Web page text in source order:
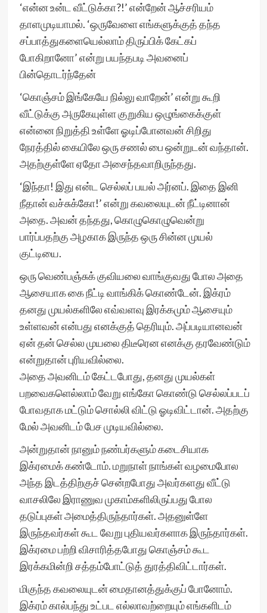
‘என்ன உன்ட வீட்டுக்கா?!’ என்றேன் ஆச்சரியம்
தாளமுடியாமல். ‘ஒருவேளை எங்களுக்குத் தந்த
சப்பாத்துகளையெல்லாம் திருப்பிக் கேட்கப்
போகிறானோ’ என்று பயந்தபடி அவனைப்
பின்தொடர்ந்தேன்
‘கொஞ்சம் இங்கேயே நில்லு வாறேன்’ என்று கூறி
வீட்டுக்கு அருகேயுள்ள குறுகிய ஒழுங்கைக்குள்
என்னை நிறுத்தி உள்ளே ஓடிப்போனவன் சிறிது
நேரத்தில் கையிலே ஒரு சணல் பை ஒன்றுடன் வந்தான்.
அதற்குள்ளே ஏதோ அசைந்தவாறிருந்தது.
‘இந்தா! இது என்ட செல்லப் பயல் அர்னப். இதை இனி
நீதான் வச்சுக்கோ!’ என்று கவலையுடன் நீட்டினான்
அதை. அவன் தந்தது, கொழுகொழுவென்று
பார்ப்பதற்கு அழகாக இருந்த ஒரு சின்ன முயல்
குட்டியை.
ஒரு வெண்பஞ்சுக் குவியலை வாங்குவது போல அதை
ஆசையாக கை நீட்டி வாங்கிக் கொண்டேன். இக்ரம்
தனது முயல்களிலே எவ்வளவு இரக்கமும் ஆசையும்
உள்ளவன் என்பது எனக்குத் தெரியும். அப்படியானவன்
ஏன் தன் செல்ல முயலை திடீரென எனக்கு தரவேண்டும்
என்றுதான் புரியவில்லை.
அதை அவனிடம் கேட்டபோது, தனது முயல்கள்
பறவைகளெல்லாம் வேறு எங்கோ கொண்டு செல்லப்படப்
போவதாக மட்டும் சொல்லி விட்டு ஓடிவிட்டான். அதற்கு
மேல் அவனிடம் பேச முடியவில்லை.
அன்றுதான் நானும் நண்பர்களும் கடைசியாக
இக்ரமைக் கண்டோம். மறுநாள் நாங்கள் வழமைபோல
அந்த இடத்திற்குச் சென்றபோது அவர்களது வீட்டு
வாசலிலே இராணுவ முகாம்களிலிருப்பது போல
தடுப்புகள் அமைத்திருந்தார்கள். அதனுள்ளே
இருந்தவர்கள் கூட வேறு புதியவர்களாக இருந்தார்கள்.
இக்ரமை பற்றி விசாரித்தபோது கொஞ்சம் கூட
இரக்கமின்றி சத்தம்போட்டுத் துரத்திவிட்டார்கள்.
மிகுந்த கவலையுடன் மைதானத்துக்குப் போனோம்.
இக்ரம் கால்பந்து உட்பட எல்லாவற்றையும் எங்களிடம்